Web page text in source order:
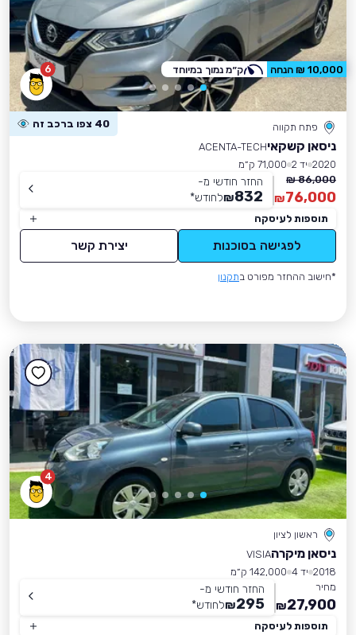
6
פתח תקווה 40 צפו ברכב זה
ניסאן קשקאיACENTA-TECH
2020 יד 2
71,000 ק״מ
86,000 ₪
76,000
₪
החזר חודשי מ-
832
₪לחודש*
תוספות לעיסקה
לפגישה בסוכנות יצירת קשר
*חישוב ההחזר מפורט בתקנון
10,000 ₪ הנחה ק״מ נמוך במיוחד
4
ראשון לציון
ניסאן מיקרהVISIA
2018 יד 4
142,000 ק״מ
מחיר
27,900
₪
החזר חודשי מ-
295
₪לחודש*
תוספות לעיסקה